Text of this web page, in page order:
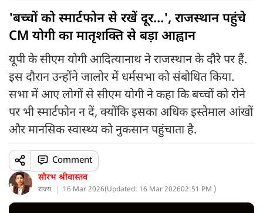
'बच्चों को स्मार्टफोन से रखें दूर…', राजस्थान पहुंचे
CM योगी का मातृशक्ति से बड़ा आह्वान
यूपी के सीएम योगी आदित्यानाथ ने राजस्थान के दौरे पर हैं.
इस दौरान उन्होंने जालोर में धर्मसभा को संबोधित किया.
सभा में आए लोगों से सीएम योगी ने कहा कि बच्चों को रोने
पर भी स्मार्टफोन न दें, क्योंकि इसका अधिक इस्तेमाल आंखों
और मानसिक स्वास्थ्य को नुकसान पहुंचाता है.
सौरभ श्रीवास्तव
राज्य 16 Mar 2026(Updated: 16 Mar 202602:51 PM )
Comment